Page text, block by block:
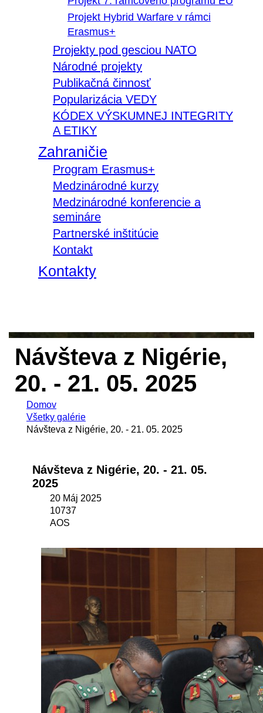
Projekt Hybrid Warfare v rámci
Erasmus+
Projekty pod gesciou NATO
Národné projekty
Publikačná činnosť
Popularizácia VEDY
KÓDEX VÝSKUMNEJ INTEGRITY
A ETIKY
Zahraničie
Program Erasmus+
Medzinárodné kurzy
Medzinárodné konferencie a
semináre
Partnerské inštitúcie
Kontakt
Kontakty
Návšteva z Nigérie,
20. - 21. 05. 2025
Domov
Všetky galérie
Návšteva z Nigérie, 20. - 21. 05. 2025
Návšteva z Nigérie, 20. - 21. 05.
2025
20 Máj 2025
10737
AOS